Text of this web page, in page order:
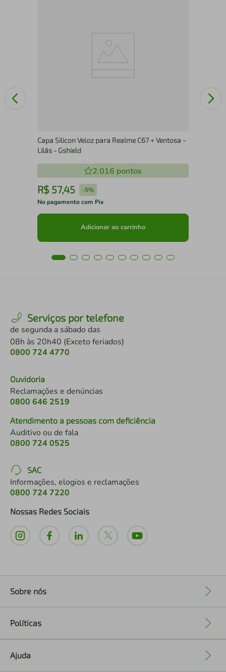
Capa Silicon Veloz para Realme C67 + Ventosa -
Lilás - Gshield
2.016 pontos
R$ 57,45 -5%
No pagamento com Pix
Adicionar ao carrinho
Serviços por telefone
de segunda a sábado das
08h às 20h40 (Exceto feriados)
0800 724 4770
Ouvidoria
Reclamações e denúncias
0800 646 2519
Atendimento a pessoas com deficiência
Auditivo ou de fala
0800 724 0525
SAC
Informações, elogios e reclamações
0800 724 7220
Nossas Redes Sociais
Sobre nós
Políticas
Ajuda